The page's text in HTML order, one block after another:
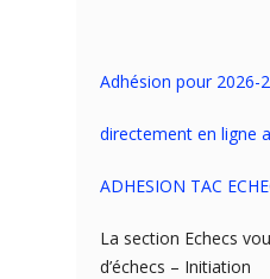
Adhésion pour 2026-
directement en ligne
ADHESION TAC
La section Echecs
d’échecs – Initiation